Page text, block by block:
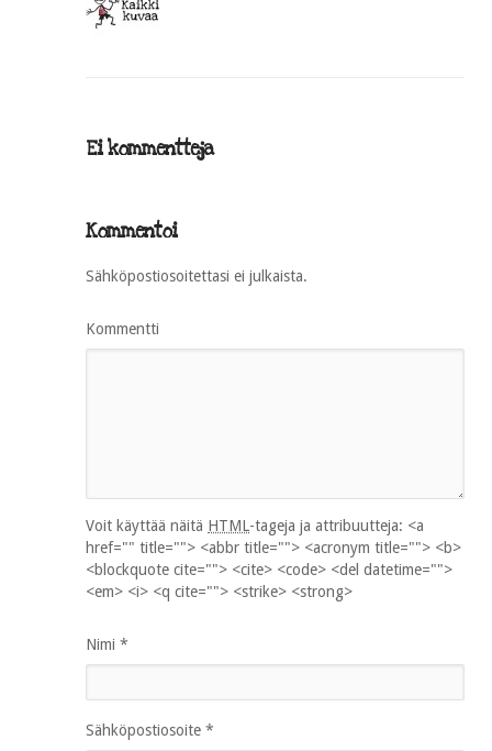
Ei kommentteja
Kommentoi
Sähköpostiosoitettasi ei julkaista.
Kommentti
Voit käyttää näitä HTML-tageja ja attribuutteja: <a
href="" title=""> <abbr title=""> <acronym title=""> <b>
<blockquote cite=""> <cite> <code> <del datetime="">
<em> <i> <q cite=""> <strike> <strong>
Nimi *
Sähköpostiosoite *